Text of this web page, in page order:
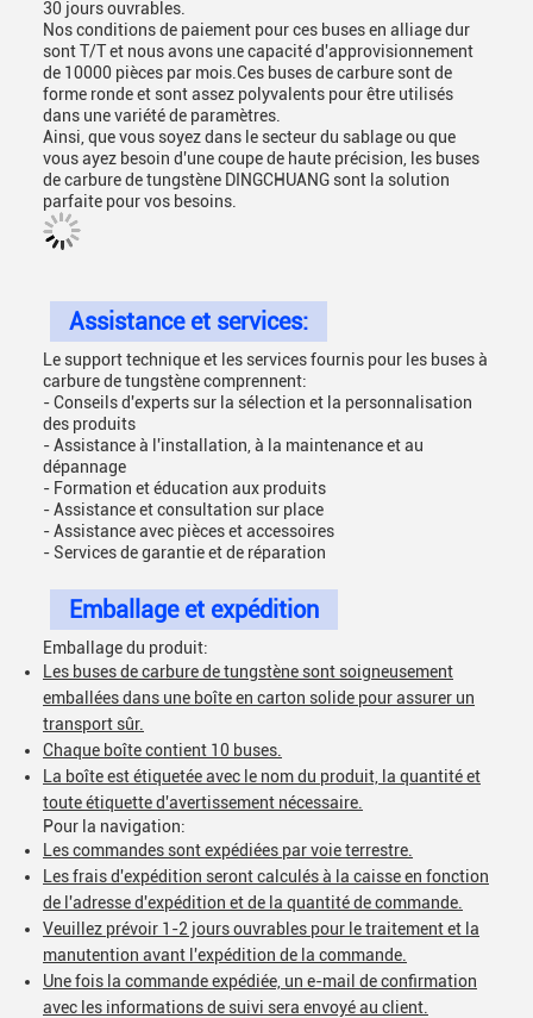
30 jours ouvrables.
Nos conditions de paiement pour ces buses en alliage dur
sont T/T et nous avons une capacité d'approvisionnement
de 10000 pièces par mois.Ces buses de carbure sont de
forme ronde et sont assez polyvalents pour être utilisés
dans une variété de paramètres.
Ainsi, que vous soyez dans le secteur du sablage ou que
vous ayez besoin d'une coupe de haute précision, les buses
de carbure de tungstène DINGCHUANG sont la solution
parfaite pour vos besoins.
Assistance et services:
Le support technique et les services fournis pour les buses à
carbure de tungstène comprennent:
- Conseils d'experts sur la sélection et la personnalisation
des produits
- Assistance à l'installation, à la maintenance et au
dépannage
- Formation et éducation aux produits
- Assistance et consultation sur place
- Assistance avec pièces et accessoires
- Services de garantie et de réparation
Emballage et expédition
Emballage du produit:
Les buses de carbure de tungstène sont soigneusement
emballées dans une boîte en carton solide pour assurer un
transport sûr.
Chaque boîte contient 10 buses.
La boîte est étiquetée avec le nom du produit, la quantité et
toute étiquette d'avertissement nécessaire.
Pour la navigation:
Les commandes sont expédiées par voie terrestre.
Les frais d'expédition seront calculés à la caisse en fonction
de l'adresse d'expédition et de la quantité de commande.
Veuillez prévoir 1-2 jours ouvrables pour le traitement et la
manutention avant l'expédition de la commande.
Une fois la commande expédiée, un e-mail de confirmation
avec les informations de suivi sera envoyé au client.